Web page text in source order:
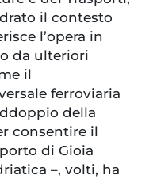
il contesto
l’opera in
da ulteriori
il
ferroviaria
della
consentire il
di Gioia
–, volti, ha